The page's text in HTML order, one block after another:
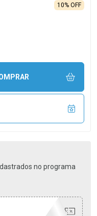
10% OFF
UMA UNIDADE
no programa